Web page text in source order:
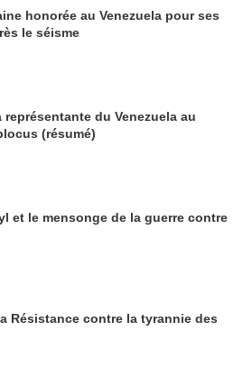
honorée au Venezuela pour ses
le séisme
du Venezuela au
(résumé)
et le mensonge de la guerre contre
Résistance contre la tyrannie des